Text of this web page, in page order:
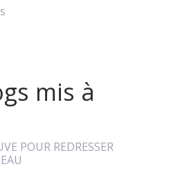
mis à
POUR REDRESSER